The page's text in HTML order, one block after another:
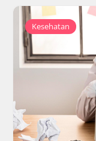
Kesehatan